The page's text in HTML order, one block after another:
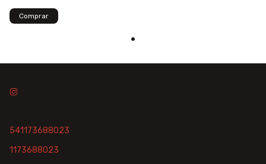
541173688023
1173688023